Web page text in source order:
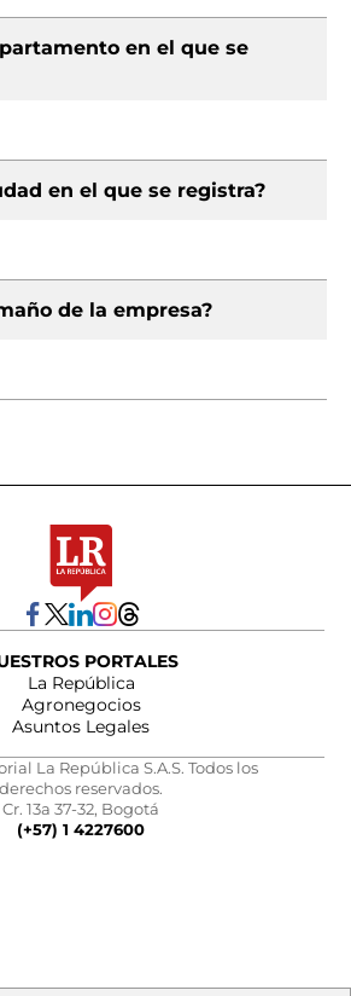
en el que se
en el que se registra?
de la empresa?
PORTALES
La República
Agronegocios
Asuntos Legales
La República S.A.S. Todos los
derechos reservados.
Cr. 13a 37-32, Bogotá
(+57) 1 4227600